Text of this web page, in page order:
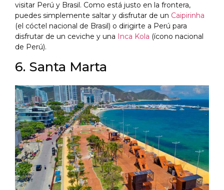
visitar Perú y Brasil. Como está justo en la frontera,
puedes simplemente saltar y disfrutar de un Caipirinha
(el cóctel nacional de Brasil) o dirigirte a Perú para
disfrutar de un ceviche y una Inca Kola (ícono nacional
de Perú).
6. Santa Marta